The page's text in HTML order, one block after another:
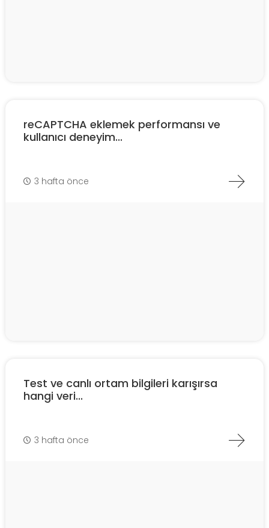
reCAPTCHA eklemek performansı ve
kullanıcı deneyim...
3 hafta önce
Test ve canlı ortam bilgileri karışırsa
hangi veri...
3 hafta önce